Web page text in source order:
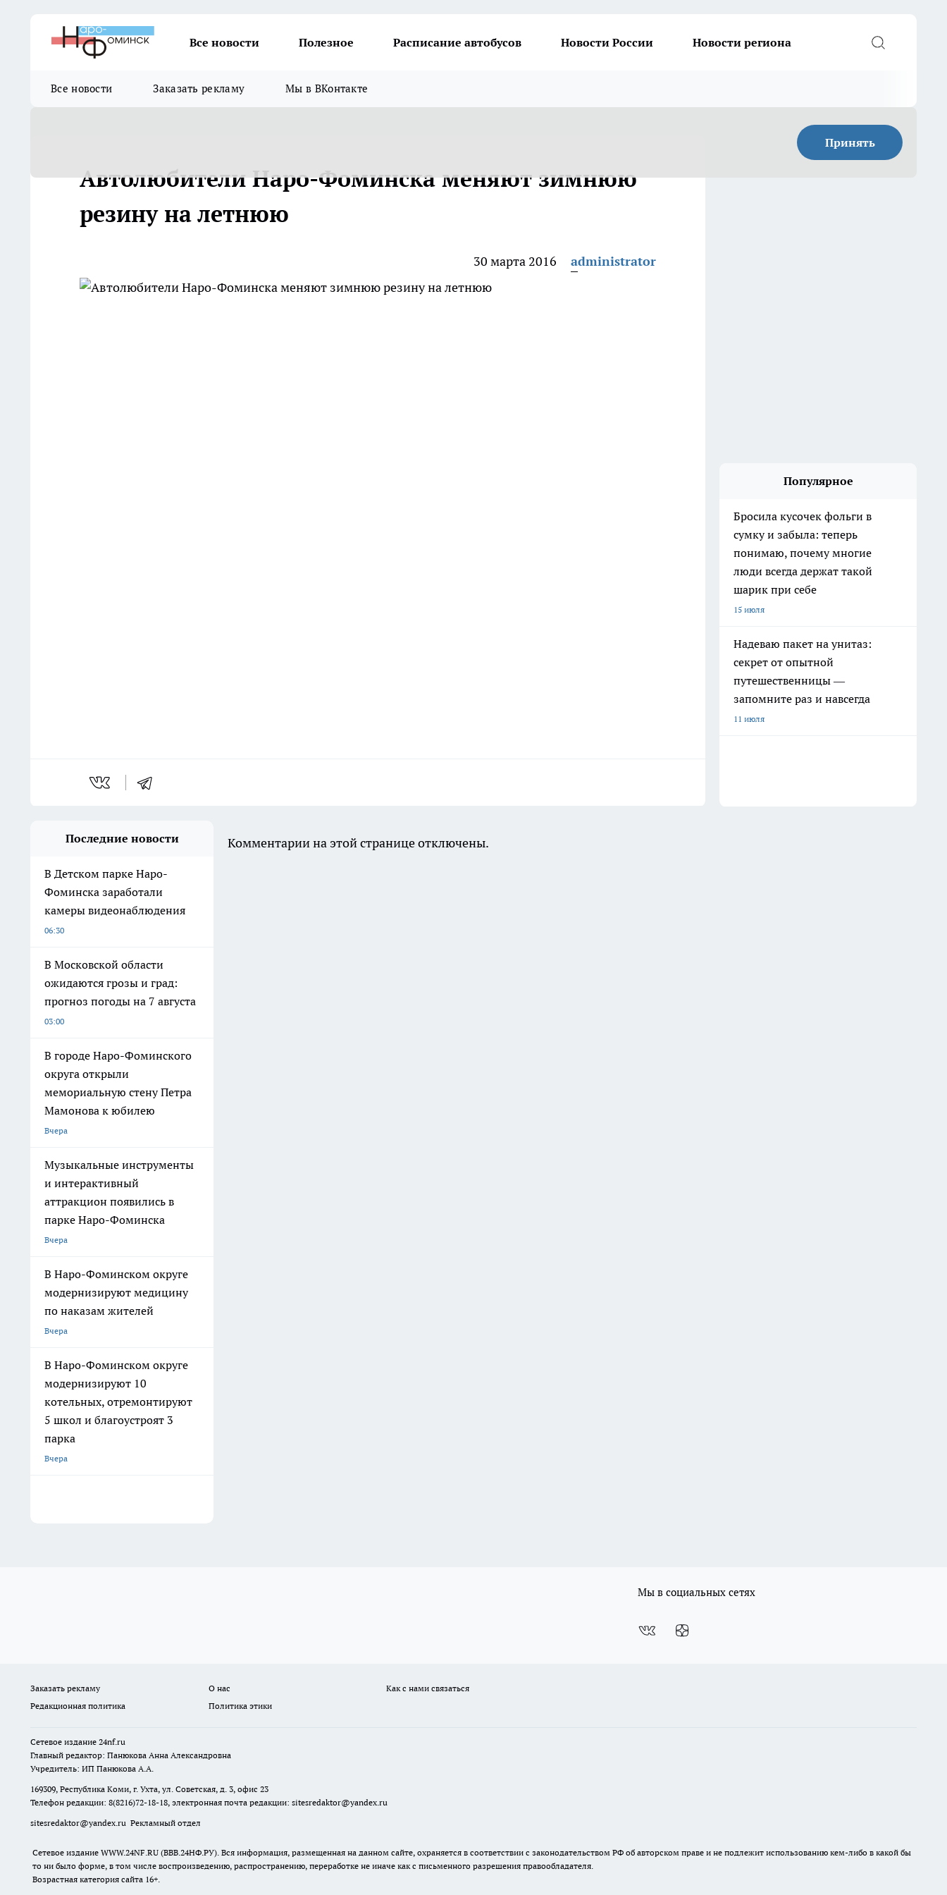
Все новости Полезное Расписание автобусов Новости России Новости региона
Все новости Заказать рекламу Мы в ВКонтакте
Принять
Автолюбители Наро-Фоминска меняют зимнюю
резину на летнюю
30 марта 2016 administrator
Популярное
Бросила кусочек фольги в
сумку и забыла: теперь
понимаю, почему многие
люди всегда держат такой
шарик при себе
15 июля
Надеваю пакет на унитаз:
секрет от опытной
путешественницы —
запомните раз и навсегда
11 июля
Последние новости
В Детском парке Наро-
Фоминска заработали
камеры видеонаблюдения
06:30
В Московской области
ожидаются грозы и град:
прогноз погоды на 7 августа
03:00
В городе Наро-Фоминского
округа открыли
мемориальную стену Петра
Мамонова к юбилею
Вчера
Музыкальные инструменты
и интерактивный
аттракцион появились в
парке Наро-Фоминска
Вчера
В Наро-Фоминском округе
модернизируют медицину
по наказам жителей
Вчера
В Наро-Фоминском округе
модернизируют 10
котельных, отремонтируют
5 школ и благоустроят 3
парка
Вчера
Комментарии на этой странице отключены.
Мы в социальных сетях
Заказать рекламу О нас
Как с нами связаться
Редакционная политика
Политика этики
Сетевое издание 24nf.ru
Главный редактор: Панюкова Анна Александровна
Учредитель: ИП Панюкова А.А.
169309, Республика Коми, г. Ухта, ул. Советская, д. 3, офис 23
Телефон редакции: 8(8216)72-18-18, электронная почта редакции: sitesredaktor@yandex.ru
sitesredaktor@yandex.ru Рекламный отдел
Сетевое издание WWW.24NF.RU (ВВВ.24НФ.РУ). Вся информация, размещенная на данном сайте, охраняется в соответствии с законодательством РФ об авторском праве и не подлежит использованию кем-либо в какой бы
то ни было форме, в том числе воспроизведению, распространению, переработке не иначе как с письменного разрешения правообладателя.
Возрастная категория сайта 16+.